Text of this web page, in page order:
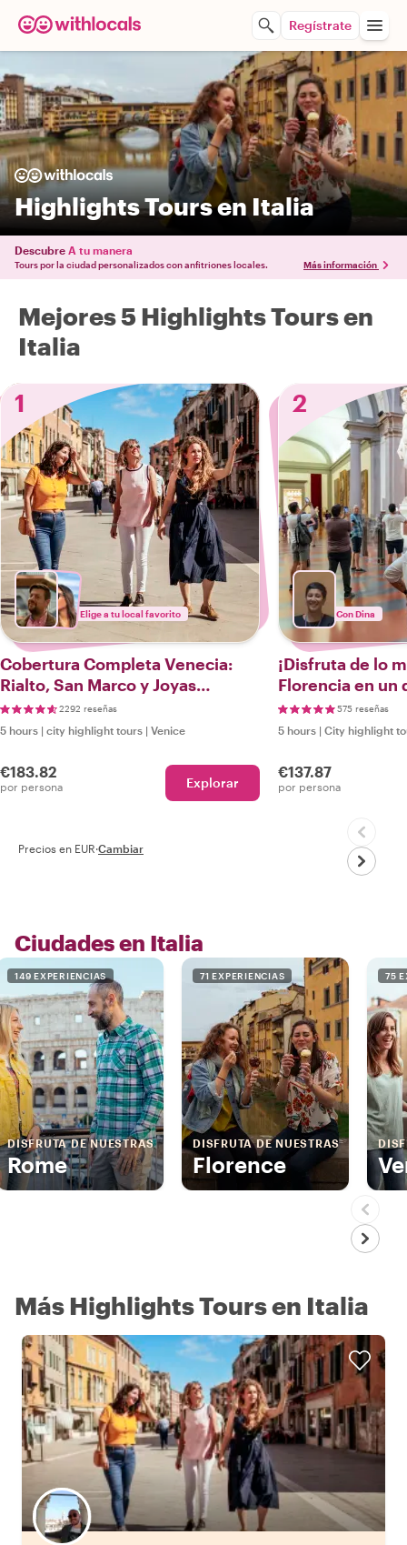
Regístrate
Highlights Tours en Italia
Descubre A tu manera
Tours por la ciudad personalizados con anfitriones locales. Más información
Mejores 5 Highlights Tours en
Italia
1
Elige a tu local favorito
Cobertura Completa Venecia:
Rialto, San Marco y Joyas
Escondidas2292 reseñas
5 hours | city highlight tours | Venice
€183.82
por persona Explorar
2
Con Dina
¡Disfruta de lo
Florencia en un
575 reseñas
5 hours | City highlight
€137.87
por persona
Precios en EUR·Cambiar
Ciudades en Italia
149 EXPERIENCIAS
DISFRUTA DE NUESTRAS
Rome
71 EXPERIENCIAS
DISFRUTA DE NUESTRAS
Florence
75
Más Highlights Tours en Italia
Elige tu local favorito